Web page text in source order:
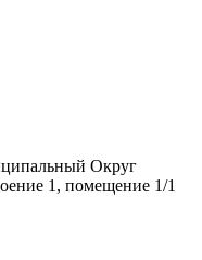
Округ
1, помещение 1/1